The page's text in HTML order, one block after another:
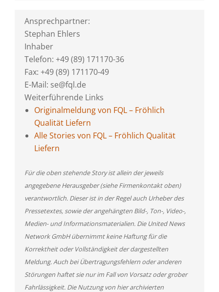
Ansprechpartner:
Stephan Ehlers
Inhaber
Telefon: +49 (89) 171170-36
Fax: +49 (89) 171170-49
E-Mail: se@fql.de
Weiterführende Links
Originalmeldung von FQL – Fröhlich
Qualität Liefern
Alle Stories von FQL – Fröhlich Qualität
Liefern
Für die oben stehende Story ist allein der jeweils
angegebene Herausgeber (siehe Firmenkontakt oben)
verantwortlich. Dieser ist in der Regel auch Urheber des
Pressetextes, sowie der angehängten Bild-, Ton-, Video-,
Medien- und Informationsmaterialien. Die United News
Network GmbH übernimmt keine Haftung für die
Korrektheit oder Vollständigkeit der dargestellten
Meldung. Auch bei Übertragungsfehlern oder anderen
Störungen haftet sie nur im Fall von Vorsatz oder grober
Fahrlässigkeit. Die Nutzung von hier archivierten